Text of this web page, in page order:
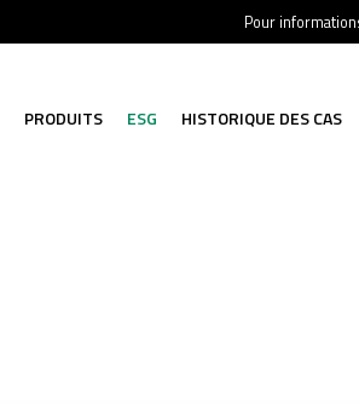
Pour
PRODUITS ESG HISTORIQUE DES CAS